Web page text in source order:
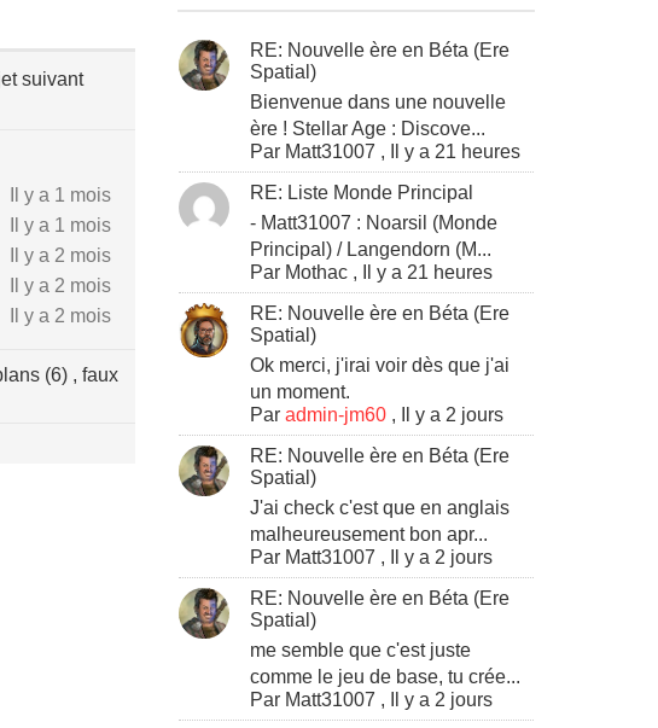
suivant
Il y a 1 mois
Il y a 1 mois
Il y a 2 mois
Il y a 2 mois
Il y a 2 mois
(6) , faux
RE: Nouvelle ère en Béta (Ere
Spatial)
Bienvenue dans une nouvelle
ère ! Stellar Age : Discove...
Par Matt31007 ,
Il y a 21 heures
RE: Liste Monde Principal
- Matt31007 : Noarsil (Monde
Principal) / Langendorn (M...
Par Mothac,
Il y a 21 heures
RE: Nouvelle ère en Béta (Ere
Spatial)
Ok merci, j'irai voir dès que j'ai
un moment.
Par admin-jm60,
Il y a 2 jours
RE: Nouvelle ère en Béta (Ere
Spatial)
J'ai check c'est que en anglais
malheureusement bon apr...
Par Matt31007 ,
Il y a 2 jours
RE: Nouvelle ère en Béta (Ere
Spatial)
me semble que c'est juste
comme le jeu de base, tu crée...
Par Matt31007 ,
Il y a 2 jours